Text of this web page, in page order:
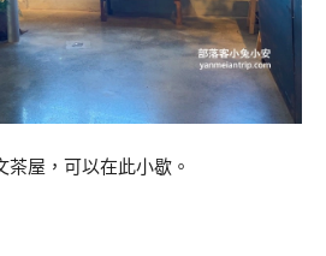
屋，可以在此小歇。